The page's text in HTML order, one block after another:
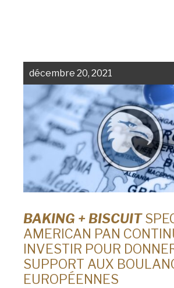
décembre 20, 2021
BAKING + BISCUIT
AMERICAN PAN
INVESTIR POUR
SUPPORT AUX
EUROPÉENNES